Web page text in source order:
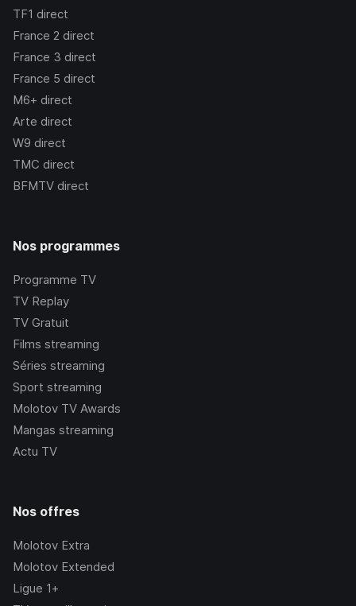
TF1 direct
France 2 direct
France 3 direct
France 5 direct
M6+ direct
Arte direct
W9 direct
TMC direct
BFMTV direct
Nos programmes
Programme TV
TV Replay
TV Gratuit
Films streaming
Séries streaming
Sport streaming
Molotov TV Awards
Mangas streaming
Actu TV
Nos offres
Molotov Extra
Molotov Extended
Ligue 1+